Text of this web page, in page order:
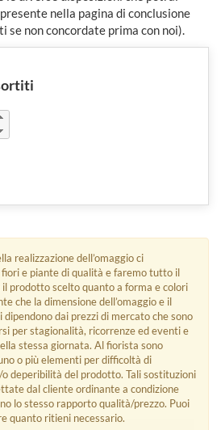
nella pagina di conclusione
se non concordate prima con noi).
realizzazione dell’omaggio ci
e piante di qualità e faremo tutto il
prodotto scelto quanto a forma e colori
che la dimensione dell’omaggio e il
dai prezzi di mercato che sono
per stagionalità, ricorrenze ed eventi e
stessa giornata. Al fiorista sono
o più elementi per difficoltà di
deperibilità del prodotto. Tali sostituzioni
dal cliente ordinante a condizione
lo stesso rapporto qualità/prezzo. Puoi
quanto ritieni necessario.